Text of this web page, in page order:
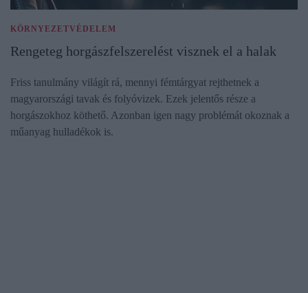
KÖRNYEZETVÉDELEM
Rengeteg horgászfelszerelést visznek el a halak
Friss tanulmány világít rá, mennyi fémtárgyat rejthetnek a
magyarországi tavak és folyóvizek. Ezek jelentős része a
horgászokhoz köthető. Azonban igen nagy problémát okoznak a
műanyag hulladékok is.